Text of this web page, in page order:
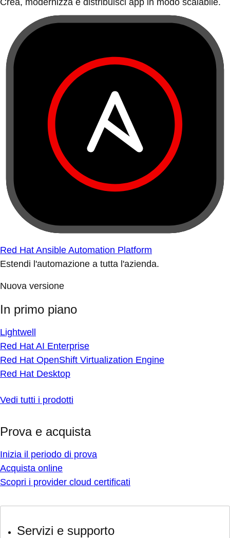
Crea, modernizza e distribuisci app in modo scalabile.
Red Hat Ansible Automation Platform
Estendi l'automazione a tutta l'azienda.
Nuova versione
In primo piano
Lightwell
Red Hat AI Enterprise
Red Hat OpenShift Virtualization Engine
Red Hat Desktop
Vedi tutti i prodotti
Prova e acquista
Inizia il periodo di prova
Acquista online
Scopri i provider cloud certificati
Servizi e supporto